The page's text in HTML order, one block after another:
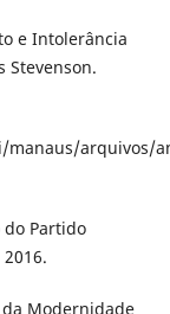
e Intolerância
Stevenson.
arquivos/
do Partido
da Modernidade